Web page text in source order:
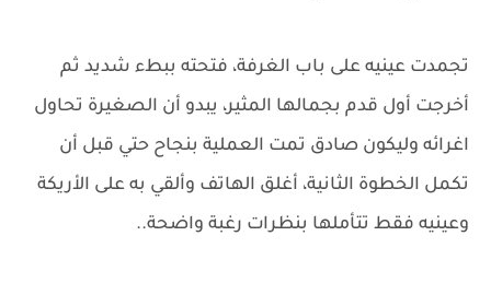
تجمدت عينيه على باب الغرفة، فتحته ببطء شديد ثم
أخرجت أول قدم بجمالها المثير، يبدو أن الصغيرة تحاول
اغرائه وليكون صادق تمت العملية بنجاح حتي قبل أن
تكمل الخطوة الثانية، أغلق الهاتف وألقي به على الأريكة
وعينيه فقط تتأملها بنظرات رغبة واضحة..